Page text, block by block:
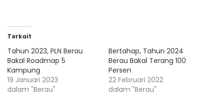
Terkait
Tahun 2023, PLN Berau
Bakal Roadmap 5
Kampung
19 Januari 2023
dalam "Berau"
Bertahap, Tahun 2024
Berau Bakal Terang 100
Persen
22 Februari 2022
dalam "Berau"